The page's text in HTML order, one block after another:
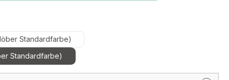
Standardfarbe)
Standardfarbe)